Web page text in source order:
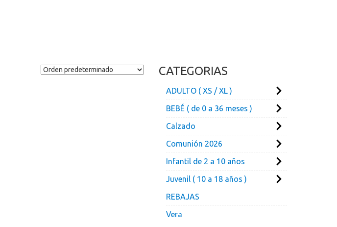
CATEGORIAS
ADULTO ( XS / XL )
BEBÉ ( de 0 a 36 meses )
Calzado
Comunión 2026
Infantil de 2 a 10 años
Juvenil ( 10 a 18 años )
REBAJAS
Vera